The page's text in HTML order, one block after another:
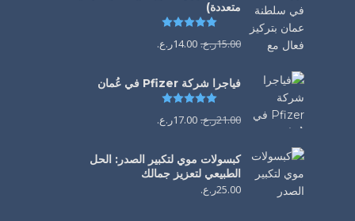
متعددة)
15.00ر.ع. 14.00ر.ع.
فياجرا شركة Pfizer في عُمان
21.00ر.ع. 17.00ر.ع.
كبسولات موي لتكبير الصدر: الحل
الطبيعي لتعزيز جمالك
25.00ر.ع.